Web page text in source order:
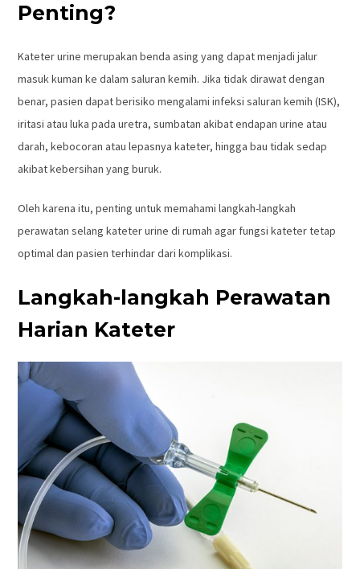
Penting?
Kateter urine merupakan benda asing yang dapat menjadi jalur
masuk kuman ke dalam saluran kemih. Jika tidak dirawat dengan
benar, pasien dapat berisiko mengalami infeksi saluran kemih (ISK),
iritasi atau luka pada uretra, sumbatan akibat endapan urine atau
darah, kebocoran atau lepasnya kateter, hingga bau tidak sedap
akibat kebersihan yang buruk.
Oleh karena itu, penting untuk memahami langkah-langkah
perawatan selang kateter urine di rumah agar fungsi kateter tetap
optimal dan pasien terhindar dari komplikasi.
Langkah-langkah Perawatan
Harian Kateter